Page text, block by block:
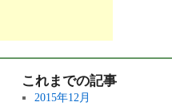
これまでの記事
2015年12月